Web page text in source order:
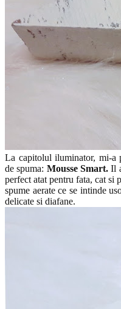
La capitolul iluminator, mi-a
de spuma: Mousse Smart.Il
perfect atat pentru fata, cat si
spume aerate ce se intinde
delicate si diafane.